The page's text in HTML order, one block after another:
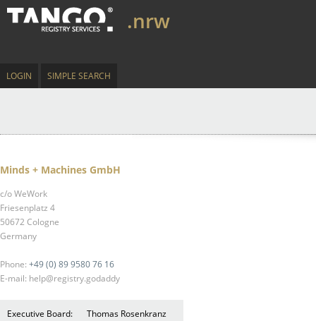
.nrw
LOGIN SIMPLE SEARCH
Minds + Machines GmbH
c/o WeWork
Friesenplatz 4
50672 Cologne
Germany
Phone: +49 (0) 89 9580 76 16
E-mail: help@registry.godaddy
Executive Board:
Thomas Rosenkranz